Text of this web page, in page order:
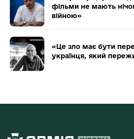
фільми не мають
війною»
«Це зло має бути
українця, який